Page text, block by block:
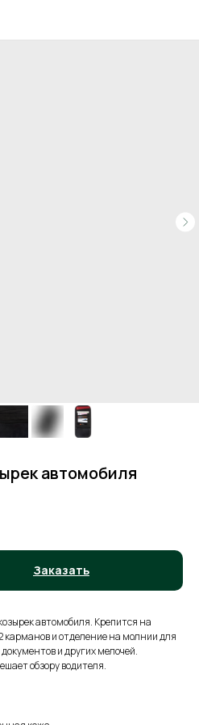
автомобиля
Заказать
автомобиля. Крепится на
карманов и отделение на молнии для
и других мелочей.
обзору водителя.